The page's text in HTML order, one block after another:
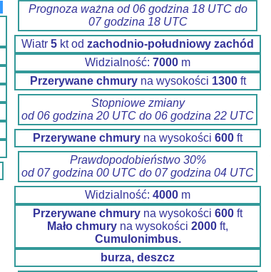
Prognoza ważna od 06 godzina 18 UTC do
07 godzina 18 UTC
Wiatr 5 kt od zachodnio-południowy zachód
Widzialność: 7000 m
Przerywane chmuryna wysokości 1300ft
Stopniowe zmiany
od 06 godzina 20 UTC do 06 godzina 22 UTC
Przerywane chmury na wysokości 600 ft
Prawdopodobieństwo 30%
od 07 godzina 00 UTC do 07 godzina 04 UTC
Widzialność: 4000 m
Przerywane chmury na wysokości 600 ft
Mało chmury na wysokości 2000 ft,
Cumulonimbus.
burza, deszcz